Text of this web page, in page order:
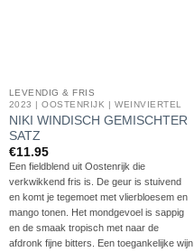
LEVENDIG & FRIS
2023 | OOSTENRIJK | WEINVIERTEL
NIKI WINDISCH GEMISCHTER
SATZ
€11.95
Een fieldblend uit Oostenrijk die
verkwikkend fris is. De geur is stuivend
en komt je tegemoet met vlierbloesem en
mango tonen. Het mondgevoel is sappig
en de smaak tropisch met naar de
afdronk fijne bitters. Een toegankelijke wijn